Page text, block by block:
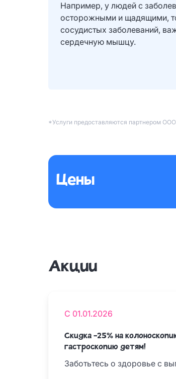
Например, у людей с
осторожными и щадящими,
сосудистых заболеваний,
сердечную мышцу.
*Услуги предоставляются партнером
Цены
Акции
С 01.01.2026
Скидка -25% на
гастроскопию детям!
Заботьтесь о здоровье с